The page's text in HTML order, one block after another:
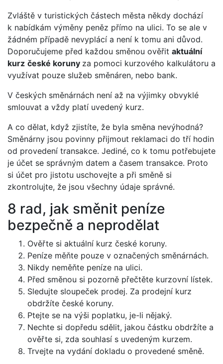
Zvláště v turistických částech města někdy dochází
k nabídkám výměny peněz přímo na ulici. To se ale v
žádném případě nevyplácí a není k tomu ani důvod.
Doporučujeme před každou směnou ověřit aktuální
kurz české koruny za pomoci kurzového kalkulátoru a
využívat pouze služeb směnáren, nebo bank.
V českých směnárnách není až na výjimky obvyklé
smlouvat a vždy platí uvedený kurz.
A co dělat, když zjistíte, že byla směna nevýhodná?
Směnárny jsou povinny přijmout reklamaci do tří hodin
od provedení transakce. Jediné, co k tomu potřebujete
je účet se správným datem a časem transakce. Proto
si účet pro jistotu uschovejte a při směně si
zkontrolujte, že jsou všechny údaje správné.
8 rad, jak směnit peníze
bezpečně a neprodělat
Ověřte si aktuální kurz české koruny.
Peníze měňte pouze v označených směnárnách.
Nikdy neměňte peníze na ulici.
Před směnou si pozorně přečtěte kurzovní lístek.
Sledujte sloupeček prodej. Za prodejní kurz
obdržíte české koruny.
Ptejte se na výši poplatku, je-li nějaký.
Nechte si dopředu sdělit, jakou částku obdržíte a
ověřte si, zda souhlasí s uvedeným kurzem.
Trvejte na vydání dokladu o provedené směně.